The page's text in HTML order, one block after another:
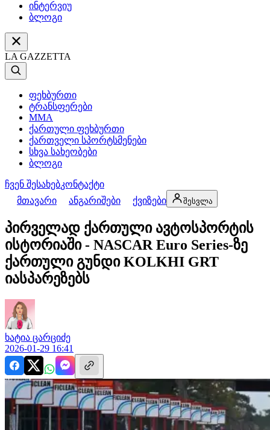
ინტერვიუ
ბლოგი
LA GAZZETTA
ფეხბურთი
ტრანსფერები
MMA
ქართული ფეხბურთი
ქართველი სპორტსმენები
სხვა სახეობები
ბლოგი
ჩვენ შესახებკონტაქტი
მთავარი
ანგარიშები ქვიზები შესვლა
პირველად ქართული ავტოსპორტის
ისტორიაში - NASCAR Euro Series-ზე
ქართული გუნდი KOLKHI GRT
იასპარეზებს
ხატია ცარციძე
2026-01-29 16:41